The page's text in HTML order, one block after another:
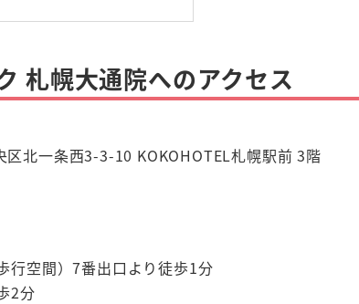
札幌大通院へのアクセス
北一条西3-3-10 KOKOHOTEL札幌駅前 3階
行空間）7番出口より徒歩1分
2分